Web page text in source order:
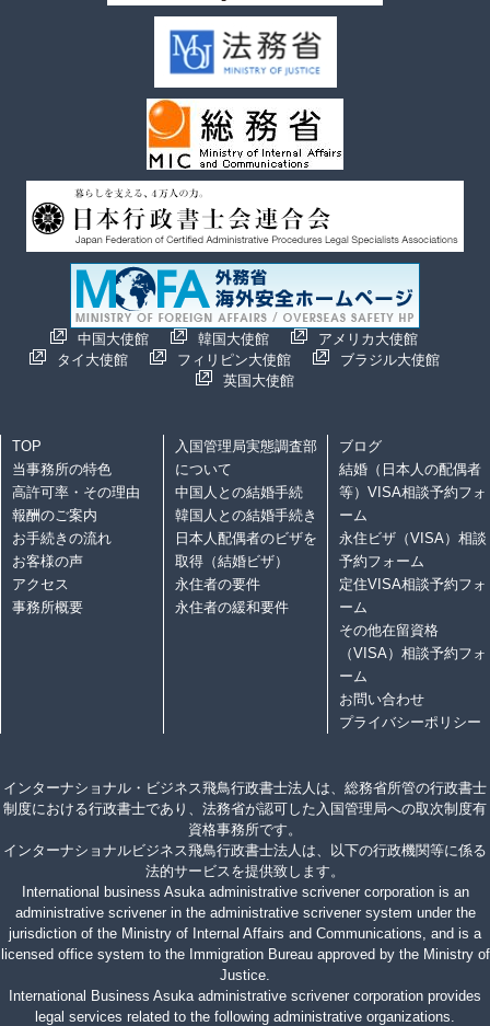
中国大使館 韓国大使館
アメリカ大使館
タイ大使館
フィリピン大使館
ブラジル大使館
英国大使館
TOP
当事務所の特色
高許可率・その理由
報酬のご案内
お手続きの流れ
お客様の声
アクセス
事務所概要
入国管理局実態調査部
について
中国人との結婚手続
韓国人との結婚手続き
日本人配偶者のビザを
取得（結婚ビザ）
永住者の要件
永住者の緩和要件
ブログ
結婚（日本人の配偶者
等）VISA相談予約フォ
ーム
永住ビザ（VISA）相談
予約フォーム
定住VISA相談予約フォ
ーム
その他在留資格
（VISA）相談予約フォ
ーム
お問い合わせ
プライバシーポリシー
インターナショナル・ビジネス飛鳥行政書士法人は、総務省所管の行政書士
制度における行政書士であり、法務省が認可した入国管理局への取次制度有
資格事務所です。
インターナショナルビジネス飛鳥行政書士法人は、以下の行政機関等に係る
法的サービスを提供致します。
International business Asuka administrative scrivener corporation is an
administrative scrivener in the administrative scrivener system under the
jurisdiction of the Ministry of Internal Affairs and Communications, and is a
licensed office system to the Immigration Bureau approved by the Ministry of
Justice.
International Business Asuka administrative scrivener corporation provides
legal services related to the following administrative organizations.